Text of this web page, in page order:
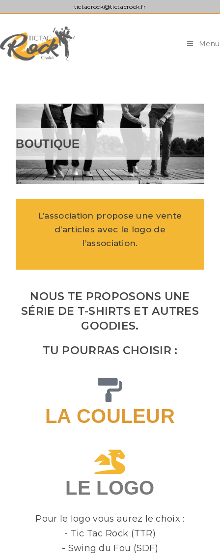
tictacrock@tictacrock.fr
Menu
BOUTIQUE
L’association propose une vente
d’articles avec le logo de
l’association.
NOUS TE PROPOSONS UNE
SÉRIE DE T-SHIRTS ET AUTRES
GOODIES.
TU POURRAS CHOISIR :
LA COULEUR
LE LOGO
Pour le logo vous aurez le choix :
- Tic Tac Rock (TTR)
- Swing du Fou (SDF)